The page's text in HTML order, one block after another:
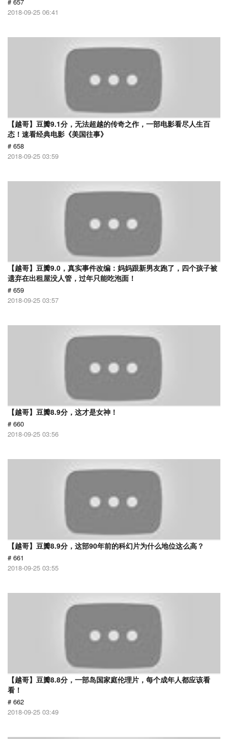
2018-09-25 06:41
【越哥】豆瓣9.1分，无法超越的传奇之作，一部电影看尽人生百
态！速看经典电影《美国往事》
# 658
2018-09-25 03:59
【越哥】豆瓣9.0，真实事件改编：妈妈跟新男友跑了，四个孩子被
遗弃在出租屋没人管，过年只能吃泡面！
# 659
2018-09-25 03:57
【越哥】豆瓣8.9分，这才是女神！
# 660
2018-09-25 03:56
【越哥】豆瓣8.9分，这部90年前的科幻片为什么地位这么高？
# 661
2018-09-25 03:55
【越哥】豆瓣8.8分，一部岛国家庭伦理片，每个成年人都应该看
看！
# 662
2018-09-25 03:49